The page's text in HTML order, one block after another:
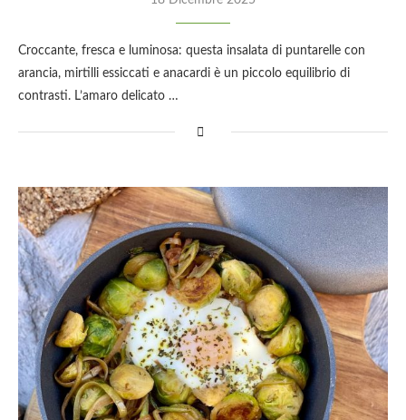
Croccante, fresca e luminosa: questa insalata di puntarelle con
arancia, mirtilli essiccati e anacardi è un piccolo equilibrio di
contrasti. L’amaro delicato …